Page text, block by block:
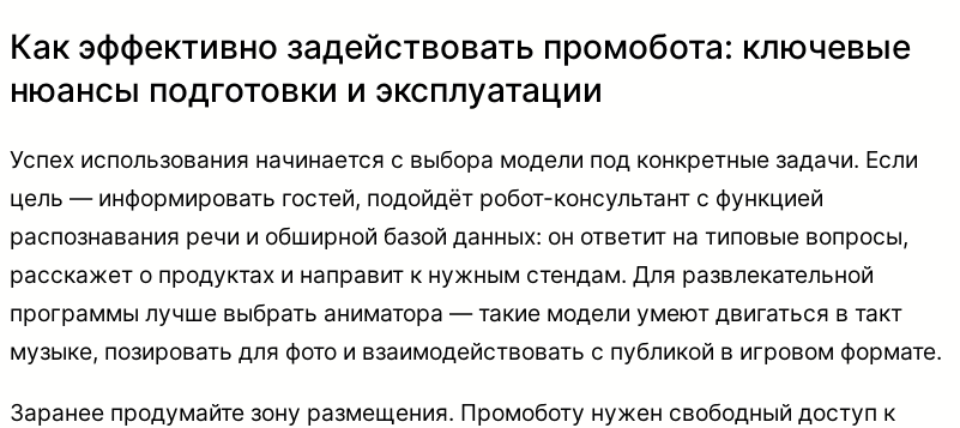
Как эффективно задействовать промобота: ключевые
нюансы подготовки и эксплуатации
Успех использования начинается с выбора модели под конкретные задачи. Если
цель — информировать гостей, подойдёт робот-консультант с функцией
распознавания речи и обширной базой данных: он ответит на типовые вопросы,
расскажет о продуктах и направит к нужным стендам. Для развлекательной
программы лучше выбрать аниматора — такие модели умеют двигаться в такт
музыке, позировать для фото и взаимодействовать с публикой в игровом формате.
Заранее продумайте зону размещения. Промоботу нужен свободный доступ к